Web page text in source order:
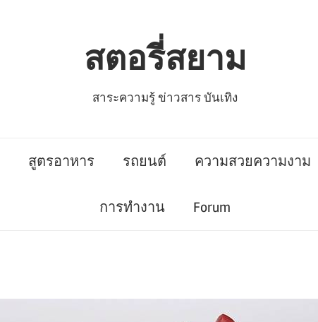
สตอรี่สยาม
สาระความรู้ ข่าวสาร บันเทิง
สูตรอาหาร รถยนต์ ความสวยความงาม
การทำงาน Forum